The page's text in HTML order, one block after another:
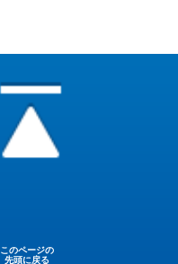
このページの
先頭に戻る